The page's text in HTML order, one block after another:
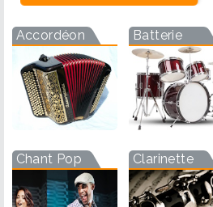
Accordéon Batterie
Chant Pop Clarinette